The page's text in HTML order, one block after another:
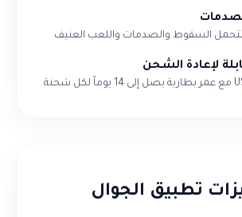
تتحمل السقوط والصدمات واللعب العنيف
لإعادة الشحن
تطبيق الجوال